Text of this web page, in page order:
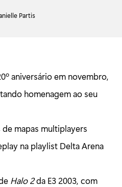
Partis
aniversário em novembro,
homenagem ao seu
mapas multiplayers
na playlist Delta Arena
Halo 2da E3 2003, com